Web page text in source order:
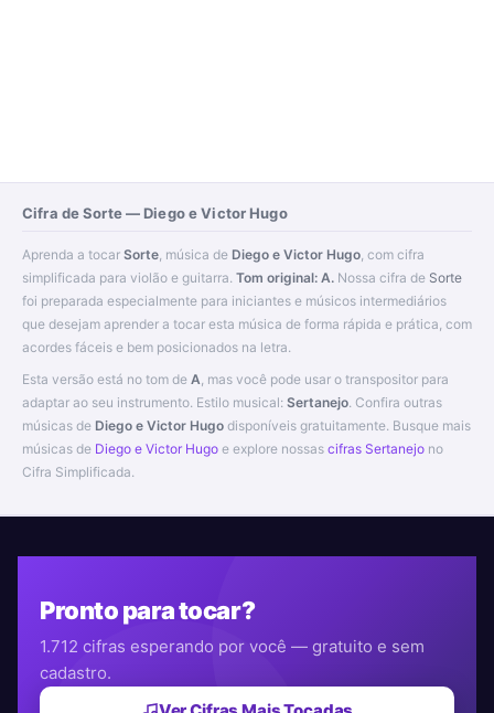
Cifra de Sorte — Diego e Victor Hugo
Aprenda a tocar Sorte , música de Diego e Victor Hugo , com cifra
simplificada para violão e guitarra. Tom original: A. Nossa cifra de Sorte
foi preparada especialmente para iniciantes e músicos intermediários
que desejam aprender a tocar esta música de forma rápida e prática, com
acordes fáceis e bem posicionados na letra.
Esta versão está no tom de A , mas você pode usar o transpositor para
adaptar ao seu instrumento. Estilo musical: Sertanejo. Confira outras
músicas de Diego e Victor Hugo disponíveis gratuitamente. Busque mais
músicas de Diego e Victor Hugo e explore nossas cifras Sertanejo no
Cifra Simplificada.
Pronto para tocar?
1.712 cifras esperando por você — gratuito e sem
cadastro.